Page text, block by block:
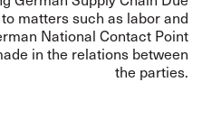
matters such as labor and
National Contact Point
in the relations between
the parties.